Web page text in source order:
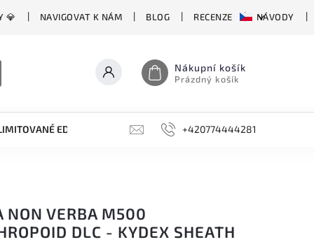
💎 NAVIGOVAT K NÁM BLOG RECENZE NÁVODY
Nákupní košík
Prázdný košík
EDICE BROUSKY, BRUSKY, OCÍLKY
+420774444281
NON VERBA M500
DLC - KYDEX SHEATH